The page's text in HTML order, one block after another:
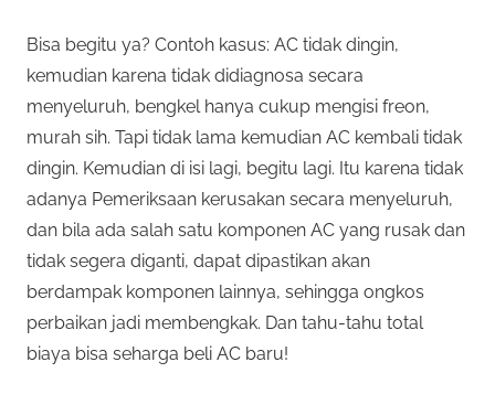
Bisa begitu ya? Contoh kasus: AC tidak dingin,
kemudian karena tidak didiagnosa secara
menyeluruh, bengkel hanya cukup mengisi freon,
murah sih. Tapi tidak lama kemudian AC kembali tidak
dingin. Kemudian di isi lagi, begitu lagi. Itu karena tidak
adanya Pemeriksaan kerusakan secara menyeluruh,
dan bila ada salah satu komponen AC yang rusak dan
tidak segera diganti, dapat dipastikan akan
berdampak komponen lainnya, sehingga ongkos
perbaikan jadi membengkak. Dan tahu-tahu total
biaya bisa seharga beli AC baru!